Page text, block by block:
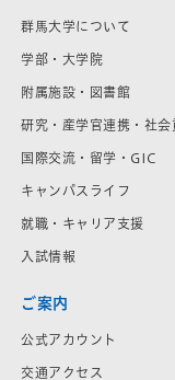
群馬大学について
学部・大学院
附属施設・図書館
研究・産学官連携・社会
国際交流・留学・GIC
キャンパスライフ
就職・キャリア支援
入試情報
ご案内
公式アカウント
交通アクセス